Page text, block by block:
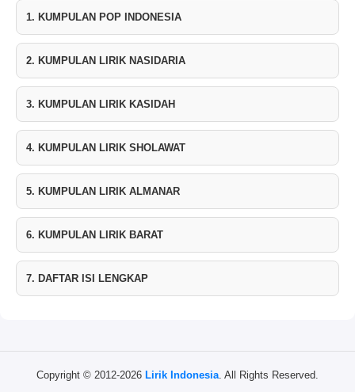
1. KUMPULAN POP INDONESIA
2. KUMPULAN LIRIK NASIDARIA
3. KUMPULAN LIRIK KASIDAH
4. KUMPULAN LIRIK SHOLAWAT
5. KUMPULAN LIRIK ALMANAR
6. KUMPULAN LIRIK BARAT
7. DAFTAR ISI LENGKAP
Copyright © 2012-2026 Lirik Indonesia . All Rights Reserved.